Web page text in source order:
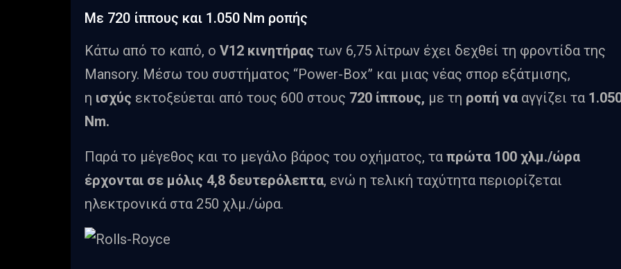
Με 720 ίππους και 1.050 Nm ροπής
Κάτω από το καπό, ο V12 κινητήρας των 6,75 λίτρων έχει δεχθεί τη φροντίδα της
Mansory. Μέσω του συστήματος “Power-Box” και μιας νέας σπορ εξάτμισης,
η ισχύς εκτοξεύεται από τους 600 στους 720 ίππους, με τη ροπή να αγγίζει τα
Nm.
Παρά το μέγεθος και το μεγάλο βάρος του οχήματος, τα πρώτα 100 χλμ./ώρα
έρχονται σε μόλις 4,8 δευτερόλεπτα, ενώ η τελική ταχύτητα περιορίζεται
ηλεκτρονικά στα 250 χλμ./ώρα.